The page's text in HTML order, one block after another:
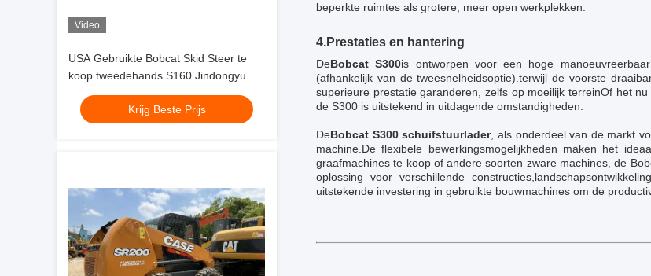
Video
USA Gebruikte Bobcat Skid Steer te
koop tweedehands S160 Jindongyu
Machinery
Krijg Beste Prijs
beperkte ruimtes als grotere, meer open werkplekken.
4.Prestaties en hantering
DeBobcat S300is ontworpen voor een hoge
(afhankelijk van de tweesnelheidsoptie).terwijl de voorste
superieure prestatie garanderen, zelfs op moeilijk terreinOf het
de S300 is uitstekend in uitdagende omstandigheden.
DeBobcat S300 schuifstuurlader, als onderdeel van de markt
machine.De flexibele bewerkingsmogelijkheden maken het
graafmachines te koop of andere soorten zware machines, de
oplossing voor verschillende
uitstekende investering in gebruikte bouwmachines om de